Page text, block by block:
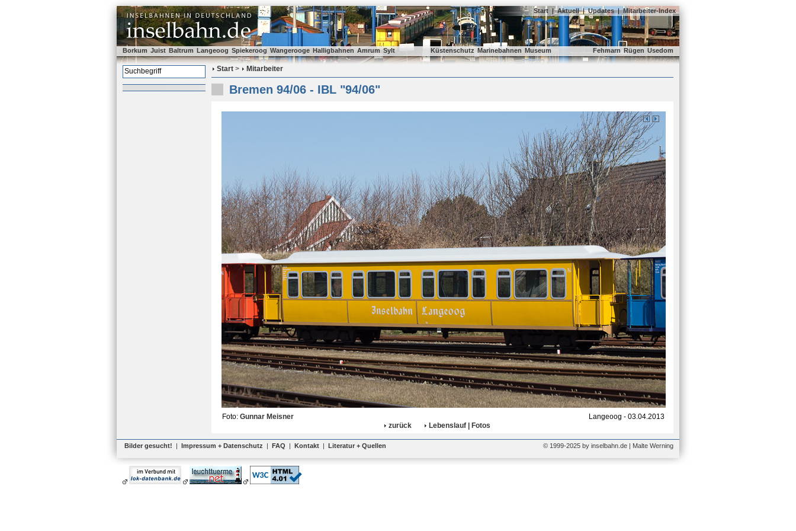
Start | Aktuell | Updates | Mitarbeiter-Index
Borkum Juist Baltrum Langeoog Spiekeroog Wangerooge Halligbahnen Amrum Sylt Küstenschutz Marinebahnen Museum Fehmarn Rügen Usedom
Start > Mitarbeiter
Bremen 94/06 - IBL "94/06"
Foto: Gunnar Meisner
Langeoog - 03.04.2013
zurück
Lebenslauf | Fotos
Bilder gesucht! | Impressum + Datenschutz | FAQ | Kontakt | Literatur + Quellen © 1999-2025 by inselbahn.de | Malte Werning